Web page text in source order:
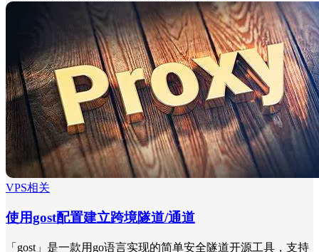
VPS相关
使用gost配置建立跨境隧道/通道
「gost」是一款用go语言实现的简单安全隧道开源工具，支持